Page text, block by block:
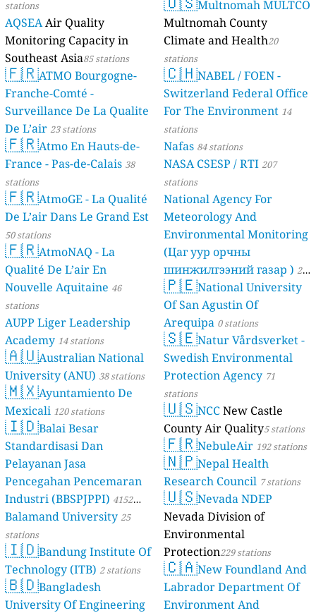
stations
AQSEAAir Quality
Monitoring Capacity in
Southeast Asia85 stations
🇫🇷ATMO Bourgogne-
Franche-Comté -
Surveillance De La Qualite
De L’air 23 stations
🇫🇷Atmo En Hauts-de-
France - Pas-de-Calais 38
stations
🇫🇷AtmoGE - La Qualité
De L’air Dans Le Grand Est
50 stations
🇫🇷AtmoNAQ - La
Qualité De L’air En
Nouvelle Aquitaine 46
stations
AUPP Liger Leadership
Academy 14 stations
🇦🇺Australian National
University (ANU) 38 stations
🇲🇽Ayuntamiento De
Mexicali 120 stations
🇮🇩Balai Besar
Standardisasi Dan
Pelayanan Jasa
Pencegahan Pencemaran
Industri (BBSPJPPI) 4152
stations
Balamand University25
stations
🇮🇩Bandung Institute Of
Technology (ITB) 2 stations
🇧🇩Bangladesh
University Of Engineering
Multnomah MULTCO
Multnomah County
Climate and Health20
stations
🇨🇭NABEL / FOEN -
Switzerland Federal Office
For The Environment 14
stations
Nafas 84 stations
NASA CSESP / RTI 207
stations
National Agency For
Meteorology And
Environmental Monitoring
(Цаг уур орчны
шинжилгээний газар ) 21
stations
🇵🇪National University
Of San Agustin Of
Arequipa 0 stations
🇸🇪Natur Vårdsverket -
Swedish Environmental
Protection Agency 71
stations
🇺🇸NCCNew Castle
County Air Quality5 stations
🇫🇷NebuleAir 192 stations
🇳🇵Nepal Health
Research Council 7 stations
🇺🇸Nevada NDEP
Nevada Division of
Environmental
Protection229 stations
🇨🇦New Foundland And
Labrador Department Of
Environment And